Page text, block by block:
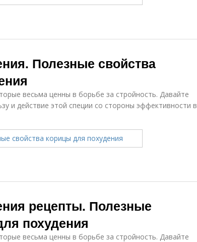
Полезные свойства
весьма ценны в борьбе за стройность. Давайте
и действие этой специи со стороны эффективности в
рецепты. Полезные
похудения
весьма ценны в борьбе за стройность. Давайте